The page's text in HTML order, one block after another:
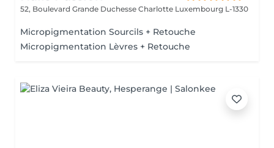
52, Boulevard Grande Duchesse Charlotte Luxembourg L-1330
Micropigmentation Sourcils + Retouche
Micropigmentation Lèvres + Retouche